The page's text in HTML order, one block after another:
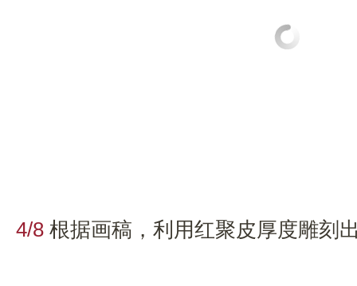
4/8 根据画稿，利用红聚皮厚度雕刻